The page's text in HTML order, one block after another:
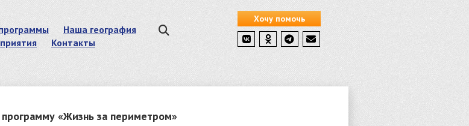
Наша география
Контакты
Хочу помочь
«Жизнь за периметром»